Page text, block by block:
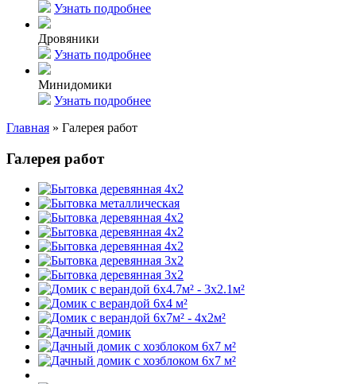
Узнать подробнее
Дровяники
Узнать подробнее
Минидомики
Узнать подробнее
Главная » Галерея работ
Галерея работ